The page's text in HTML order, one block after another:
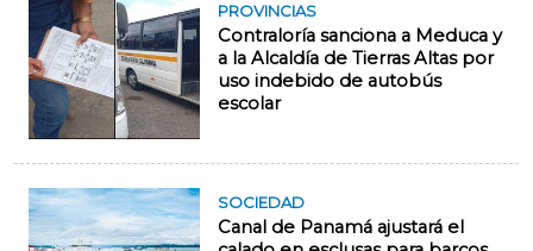
PROVINCIAS
Contraloría sanciona a Meduca y
a la Alcaldía de Tierras Altas por
uso indebido de autobús
escolar
SOCIEDAD
Canal de Panamá ajustará el